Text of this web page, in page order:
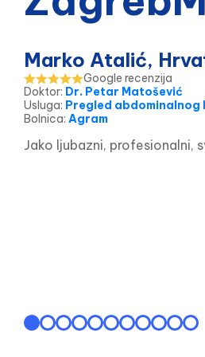
Marko Atalić,
Google recenzija
Doktor: Dr. Petar Matošević
Usluga: Pregled abdominalnog
Bolnica: Agram
Jako ljubazni, profesionalni,